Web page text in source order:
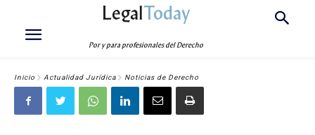
LegalToday
Por y para profesionales del Derecho
Inicio Actualidad Jurídica Noticias de Derecho